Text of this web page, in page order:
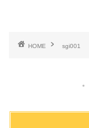
HOME sgi001